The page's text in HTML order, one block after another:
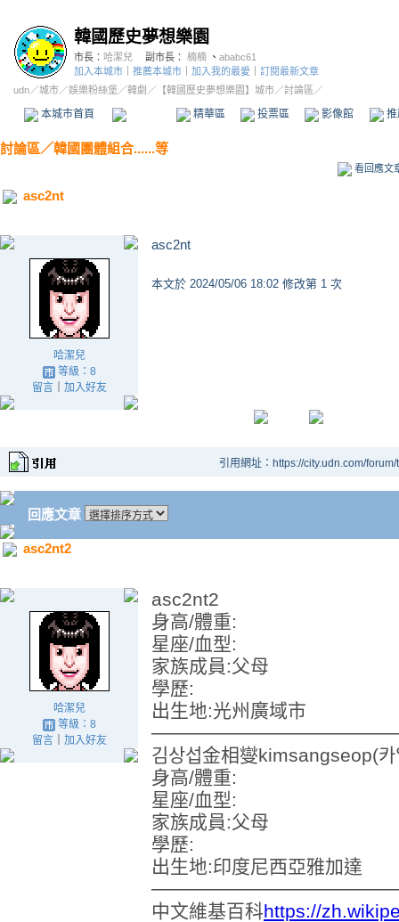
韓國歷史夢想樂園
市長： 哈潔兒 副市長： 楠楠 、 ababc61
加入本城市
推薦本城市 加入我的最愛
訂閱最新文章
udn／城市／娛樂粉絲堡 ／韓劇 ／ 【韓國歷史夢想樂園】城市／討論區／
本城市首頁 精華區 投票區 影像館
討論區／韓國團體組合......等
看回應文
asc2nt
哈潔兒
等級：8
留言｜ 加入好友
asc2nt
本文於 2024/05/06 18:02 修改第 1 次
引用網址：https://city.udn.com/
回應文章
asc2nt2
哈潔兒
等級：8
留言｜ 加入好友
asc2nt2
身高/體重:
星座/血型:
家族成員:父母
學歷:
出生地:光州廣域市
김상섭金相燮kimsangseop(
身高/體重:
星座/血型:
家族成員:父母
學歷:
出生地:印度尼西亞雅加達
中文維基百科https://